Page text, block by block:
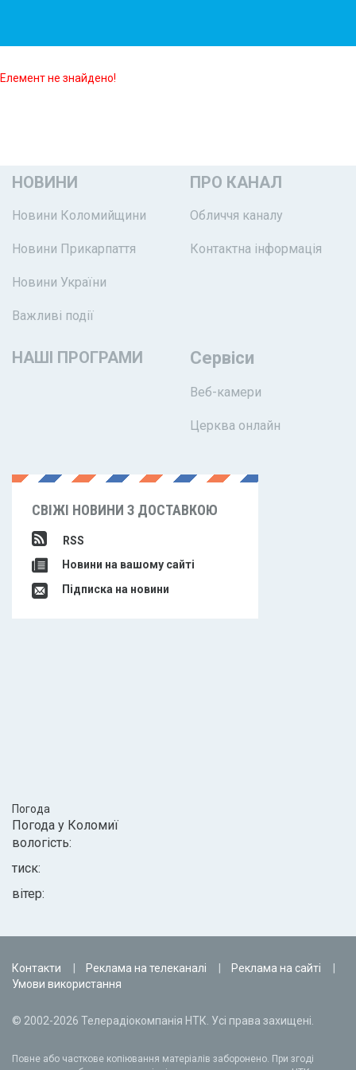
Елемент не знайдено!
НОВИНИ
Новини Коломийщини
Новини Прикарпаття
Новини України
Важливі події
ПРО КАНАЛ
Обличчя каналу
Контактна інформація
НАШІ ПРОГРАМИ Сервіси
Веб-камери
Церква онлайн
СВІЖІ НОВИНИ З ДОСТАВКОЮ
RSS
Новини на вашому сайті
Підписка на новини
Погода
Погода у Коломиї
вологість:
тиск:
вітер:
Контакти Реклама на телеканалі
Реклама на сайті
Умови використання
© 2002-2026 Телерадіокомпанія НТК. Усі права захищені.
Повне або часткове копіювання матеріалів заборонено. При згоді